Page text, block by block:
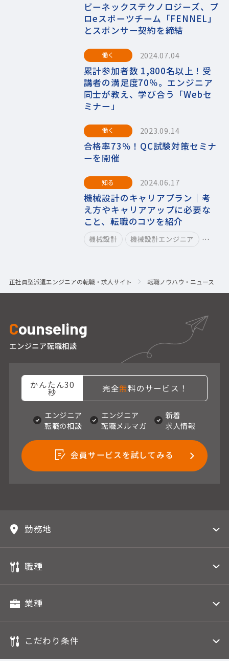
ビーネックステクノロジーズ、プ
ロeスポーツチーム「FENNEL」
とスポンサー契約を締結
働く 2024.07.04
累計参加者数 1,800名以上！受
講者の満足度70％。エンジニア
同士が教え、学び合う「Webセ
ミナー」
働く 2023.09.14
合格率73％！QC試験対策セミナ
ーを開催
知る 2024.06.17
機械設計のキャリアプラン｜考
え方やキャリアアップに必要な
こと、転職のコツを紹介
機械設計 機械設計エンジニア …
正社員型派遣エンジニアの転職・求人サイト 転職ノウハウ・ニュース
Counseling
エンジニア転職相談
かんたん30
秒 完全無料のサービス！
エンジニア
転職の相談
エンジニア
転職メルマガ
新着
求人情報
会員サービスを試してみる
勤務地
職種
業種
こだわり条件